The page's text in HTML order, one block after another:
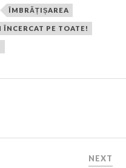
ÎMBRĂȚIȘAREA
ÎNCERCAT PE TOATE!
NEXT